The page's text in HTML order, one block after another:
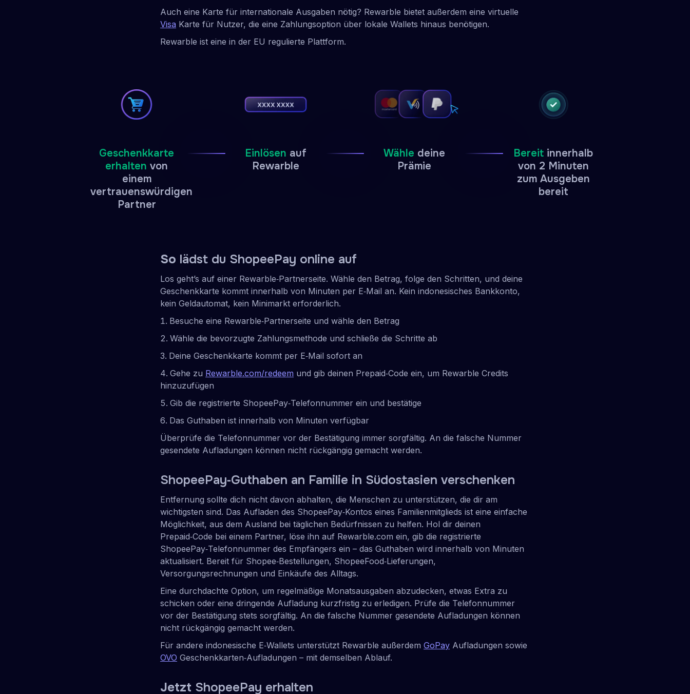
Auch eine Karte für internationale Ausgaben nötig? Rewarble bietet außerdem eine virtuelle
Visa Karte für Nutzer, die eine Zahlungsoption über lokale Wallets hinaus benötigen.
Rewarble ist eine in der EU regulierte Plattform.
Geschenkkarte
erhaltenvon
einem
vertrauenswürdigen
Partner
Einlösen auf
Rewarble
Wähle deine
Prämie
Bereit innerhalb
von 2 Minuten
zum Ausgeben
bereit
So lädst du ShopeePay online auf
Los geht’s auf einer Rewarble‑Partnerseite. Wähle den Betrag, folge den Schritten, und deine
Geschenkkarte kommt innerhalb von Minuten per E‑Mail an. Kein indonesisches Bankkonto,
kein Geldautomat, kein Minimarkt erforderlich.
Besuche eine Rewarble‑Partnerseite und wähle den Betrag
Wähle die bevorzugte Zahlungsmethode und schließe die Schritte ab
Deine Geschenkkarte kommt per E‑Mail sofort an
Gehe zu Rewarble.com/redeem und gib deinen Prepaid‑Code ein, um Rewarble Credits
hinzuzufügen
Gib die registrierte ShopeePay‑Telefonnummer ein und bestätige
Das Guthaben ist innerhalb von Minuten verfügbar
Überprüfe die Telefonnummer vor der Bestätigung immer sorgfältig. An die falsche Nummer
gesendete Aufladungen können nicht rückgängig gemacht werden.
ShopeePay‑Guthaben an Familie in Südostasien verschenken
Entfernung sollte dich nicht davon abhalten, die Menschen zu unterstützen, die dir am
wichtigsten sind. Das Aufladen des ShopeePay‑Kontos eines Familienmitglieds ist eine einfache
Möglichkeit, aus dem Ausland bei täglichen Bedürfnissen zu helfen. Hol dir deinen
Prepaid‑Code bei einem Partner, löse ihn auf Rewarble.com ein, gib die registrierte
ShopeePay‑Telefonnummer des Empfängers ein – das Guthaben wird innerhalb von Minuten
aktualisiert. Bereit für Shopee‑Bestellungen, ShopeeFood‑Lieferungen,
Versorgungsrechnungen und Einkäufe des Alltags.
Eine durchdachte Option, um regelmäßige Monatsausgaben abzudecken, etwas Extra zu
schicken oder eine dringende Aufladung kurzfristig zu erledigen. Prüfe die Telefonnummer
vor der Bestätigung stets sorgfältig. An die falsche Nummer gesendete Aufladungen können
nicht rückgängig gemacht werden.
Für andere indonesische E‑Wallets unterstützt Rewarble außerdem GoPay Aufladungen sowie
OVO Geschenkkarten‑Aufladungen – mit demselben Ablauf.
Jetzt ShopeePay erhalten